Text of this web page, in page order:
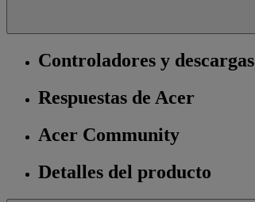
Controladores y descargas
Respuestas de Acer
Acer Community
Detalles del producto